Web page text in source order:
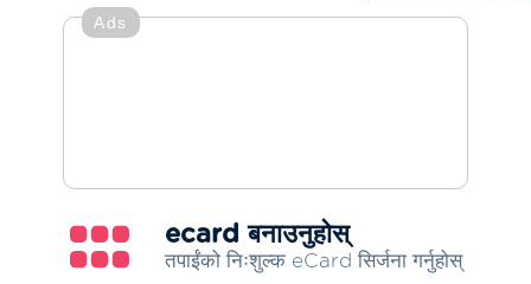
Ads
ecard बनाउनुहोस्
तपाईंको निःशुल्क eCard सिर्जना गर्नुहोस्